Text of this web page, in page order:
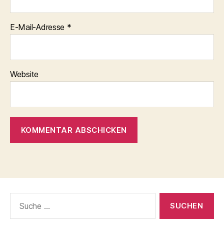
E-Mail-Adresse *
Website
nach: